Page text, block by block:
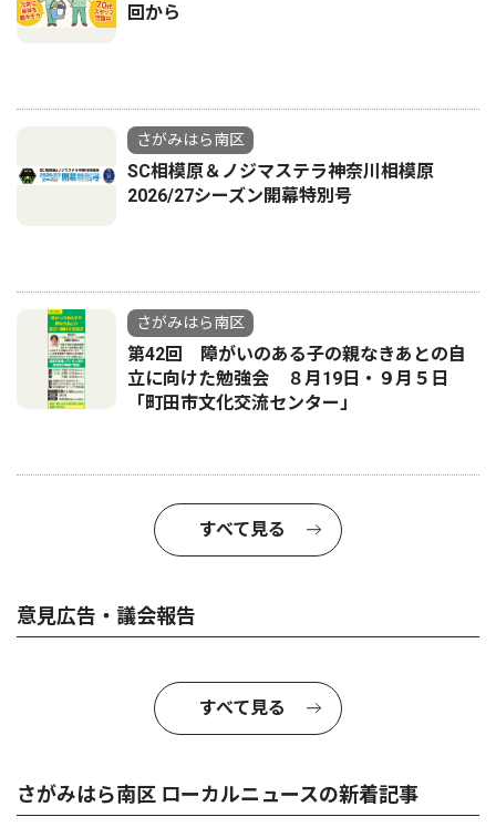
回から
さがみはら南区
SC相模原＆ノジマステラ神奈川相模原
2026/27シーズン開幕特別号
さがみはら南区
第42回 障がいのある子の親なきあとの自
立に向けた勉強会 ８月19日・９月５日
「町田市文化交流センター」
すべて見る
意見広告・議会報告
すべて見る
さがみはら南区 ローカルニュースの新着記事